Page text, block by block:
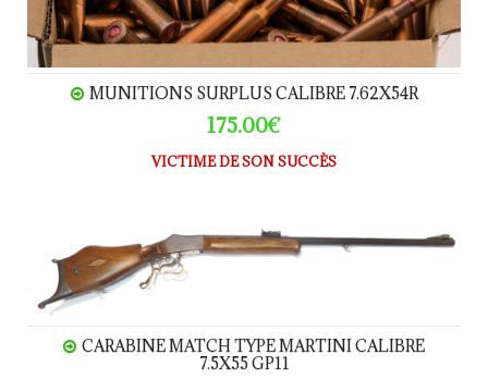
MUNITIONS SURPLUS CALIBRE 7.62X54R
175.00€
VICTIME DE SON SUCCÈS
Carabine Match type Martini calibre 7.5x55 GP11
CARABINE MATCH TYPE MARTINI CALIBRE
7.5X55 GP11